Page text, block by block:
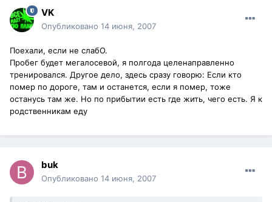
VK
Опубликовано 14 июня, 2007
Поехали, если не слабО.
Пробег будет мегалосевой, я полгода целенаправленно
тренировался. Другое дело, здесь сразу говорю: Если кто
помер по дороге, там и останется, если я помер, тоже
останусь там же. Но по прибытии есть где жить, чего есть. Я к
родственникам еду
buk
Опубликовано 14 июня, 2007